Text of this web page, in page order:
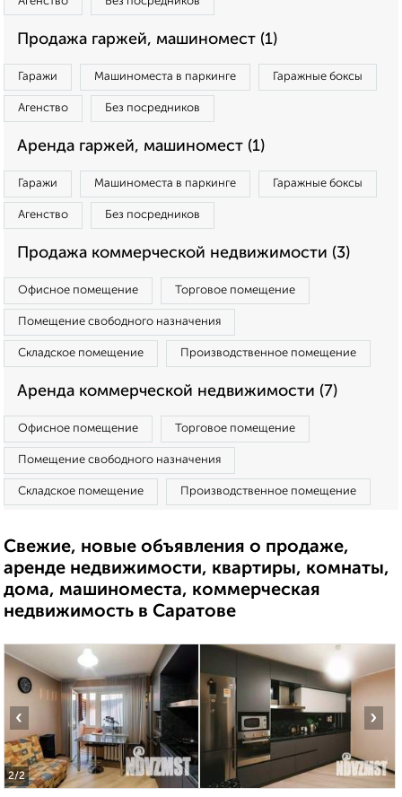
Продажа гаржей, машиномест (1)
Гаражи Машиноместа в паркинге Гаражные боксы
Агенство Без посредников
Аренда гаржей, машиномест (1)
Гаражи Машиноместа в паркинге Гаражные боксы
Агенство Без посредников
Продажа коммерческой недвижимости (3)
Офисное помещение Торговое помещение
Помещение свободного назначения
Складское помещение Производственное помещение
Аренда коммерческой недвижимости (7)
Офисное помещение Торговое помещение
Помещение свободного назначения
Складское помещение Производственное помещение
Свежие, новые объявления о продаже,
аренде недвижимости, квартиры, комнаты,
дома, машиноместа, коммерческая
недвижимость в Саратове
2/2
‹ ›